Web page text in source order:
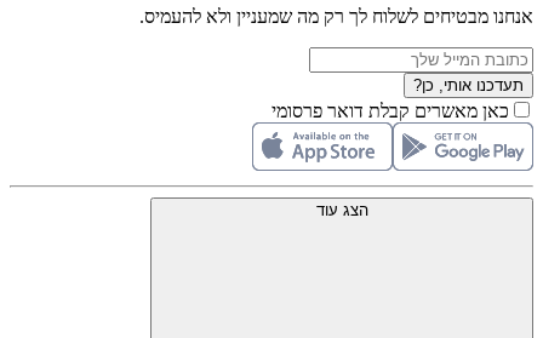
אנחנו מבטיחים לשלוח לך רק מה שמעניין ולא להעמיס.
תעדכנו אותי, כן?
כאן מאשרים קבלת דואר פרסומי
הצג עוד